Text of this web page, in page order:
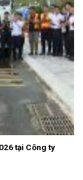
tại Công ty